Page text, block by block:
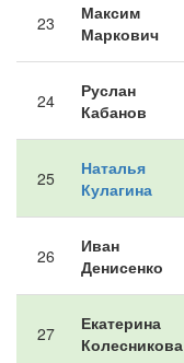
23
Максим
Маркович
24
Руслан
Кабанов
25
Наталья
Кулагина
26
Иван
Денисенко
27
Екатерина
Колесникова